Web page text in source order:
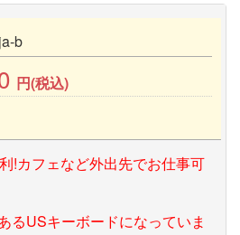
b
円(税込)
!カフェなど外出先でお仕事可
るUSキーボードになっていま